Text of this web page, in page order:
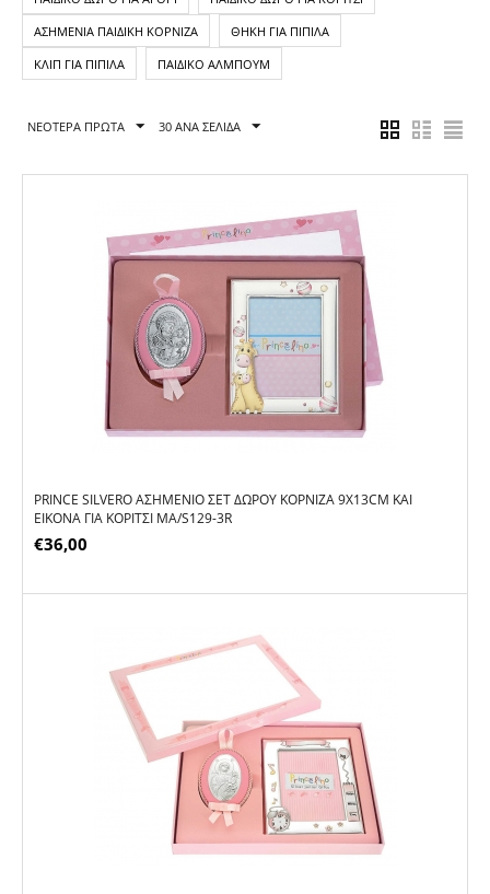
ΑΣΗΜΈΝΙΑ ΠΑΙΔΙΚΉ ΚΟΡΝΊΖΑ
ΘΉΚΗ ΓΙΑ ΠΙΠΊΛΑ
ΚΛΙΠ ΓΙΑ ΠΙΠΊΛΑ
ΠΑΙΔΙΚΌ ΆΛΜΠΟΥΜ
ΝΕΌΤΕΡΑ ΠΡΏΤΑ 30 ΑΝΑ ΣΕΛΊΔΑ
PRINCE SILVERO ΑΣΗΜΈΝΙΟ ΣΕΤ ΔΏΡΟΥ ΚΟΡΝΊΖΑ 9X13CM ΚΑΙ
ΕΙΚΌΝΑ ΓΙΑ ΚΟΡΊΤΣΙ MA/S129-3R
€36,00